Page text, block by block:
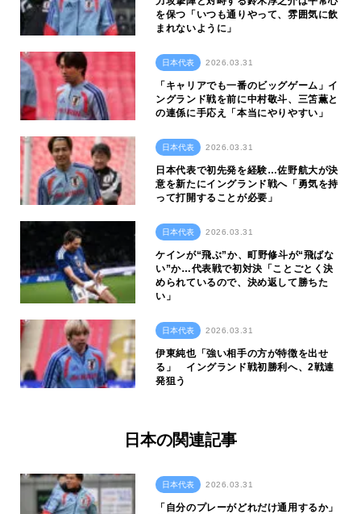
を保つ「いつも通りやって、雰囲気に飲
まれないように」
日本代表 2026.03.31
「キャリアでも一番のビッグゲーム」イ
ングランド戦を前に中村敬斗、三笘薫と
の連係に手応え「本当にやりやすい」
日本代表 2026.03.31
日本代表で初先発を経験…佐野航大が決
意を新たにイングランド戦へ「勇気を持
って打開することが必要」
日本代表 2026.03.31
ケインが“飛ぶ”か、町野修斗が“飛ばな
い”か…代表戦で初対決「ことごとく決
められているので、決め返して勝ちた
い」
日本代表 2026.03.31
伊東純也「強い相手の方が特徴を出せ
る」 イングランド戦初勝利へ、2戦連
発狙う
日本の関連記事
日本代表 2026.03.31
「自分のプレーがどれだけ通用するか」